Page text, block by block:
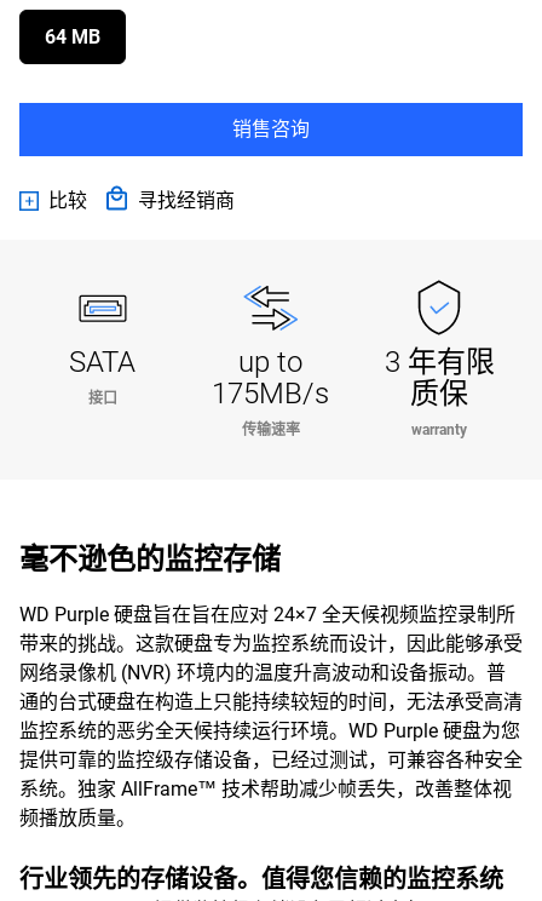
64 MB
销售咨询
比较 寻找经销商
SATA
接口
up to
175MB/s
传输速率
3 年有限
质保
warranty
毫不逊色的监控存储
WD Purple 硬盘旨在旨在应对 24×7 全天候视频监控录制所
带来的挑战。这款硬盘专为监控系统而设计，因此能够承受
网络录像机 (NVR) 环境内的温度升高波动和设备振动。普
通的台式硬盘在构造上只能持续较短的时间，无法承受高清
监控系统的恶劣全天候持续运行环境。WD Purple 硬盘为您
提供可靠的监控级存储设备，已经过测试，可兼容各种安全
系统。独家 AllFrame™ 技术帮助减少帧丢失，改善整体视
频播放质量。
行业领先的存储设备。值得您信赖的监控系统